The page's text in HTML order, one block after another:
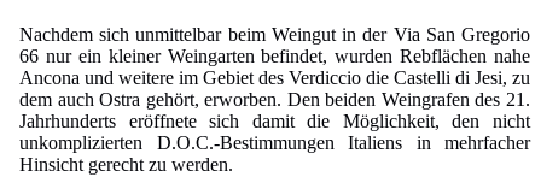
Nachdem sich unmittelbar beim Weingut in der Via San Gregorio
66 nur ein kleiner Weingarten befindet, wurden Rebflächen nahe
Ancona und weitere im Gebiet des Verdiccio die Castelli di Jesi, zu
dem auch Ostra gehört, erworben. Den beiden Weingrafen des 21.
Jahrhunderts eröffnete sich damit die Möglichkeit, den nicht
unkomplizierten D.O.C.-Bestimmungen Italiens in mehrfacher
Hinsicht gerecht zu werden.